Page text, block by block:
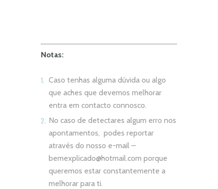
Notas:
Caso tenhas alguma dúvida ou algo
que aches que devemos melhorar
entra em contacto connosco.
No caso de detectares algum erro nos
apontamentos, podes reportar
através do nosso e-mail –
bemexplicado@hotmail.com porque
queremos estar constantemente a
melhorar para ti.